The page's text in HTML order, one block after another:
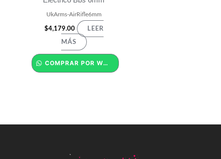
UkArms-AirRifle6mm
$4,179.00 LEER
MÁS
COMPRAR POR WHATSAPP